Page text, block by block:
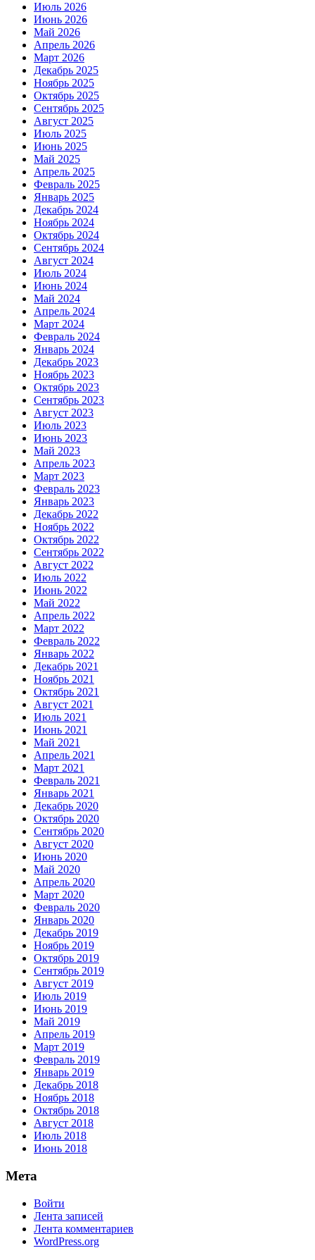
Июль 2026
Июнь 2026
Май 2026
Апрель 2026
Март 2026
Декабрь 2025
Ноябрь 2025
Октябрь 2025
Сентябрь 2025
Август 2025
Июль 2025
Июнь 2025
Май 2025
Апрель 2025
Февраль 2025
Январь 2025
Декабрь 2024
Ноябрь 2024
Октябрь 2024
Сентябрь 2024
Август 2024
Июль 2024
Июнь 2024
Май 2024
Апрель 2024
Март 2024
Февраль 2024
Январь 2024
Декабрь 2023
Ноябрь 2023
Октябрь 2023
Сентябрь 2023
Август 2023
Июль 2023
Июнь 2023
Май 2023
Апрель 2023
Март 2023
Февраль 2023
Январь 2023
Декабрь 2022
Ноябрь 2022
Октябрь 2022
Сентябрь 2022
Август 2022
Июль 2022
Июнь 2022
Май 2022
Апрель 2022
Март 2022
Февраль 2022
Январь 2022
Декабрь 2021
Ноябрь 2021
Октябрь 2021
Август 2021
Июль 2021
Июнь 2021
Май 2021
Апрель 2021
Март 2021
Февраль 2021
Январь 2021
Декабрь 2020
Октябрь 2020
Сентябрь 2020
Август 2020
Июнь 2020
Май 2020
Апрель 2020
Март 2020
Февраль 2020
Январь 2020
Декабрь 2019
Ноябрь 2019
Октябрь 2019
Сентябрь 2019
Август 2019
Июль 2019
Июнь 2019
Май 2019
Апрель 2019
Март 2019
Февраль 2019
Январь 2019
Декабрь 2018
Ноябрь 2018
Октябрь 2018
Август 2018
Июль 2018
Июнь 2018
Мета
Войти
Лента записей
Лента комментариев
WordPress.org